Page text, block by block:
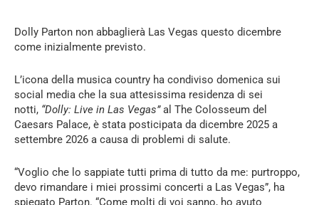
Dolly Parton non abbaglierà Las Vegas questo dicembre
come inizialmente previsto.
L’icona della musica country ha condiviso domenica sui
social media che la sua attesissima residenza di sei
notti, “Dolly: Live in Las Vegas”al The Colosseum del
Caesars Palace, è stata posticipata da dicembre 2025 a
settembre 2026 a causa di problemi di salute.
“Voglio che lo sappiate tutti prima di tutto da me: purtroppo,
devo rimandare i miei prossimi concerti a Las Vegas”, ha
spiegato Parton. “Come molti di voi sanno, ho avuto